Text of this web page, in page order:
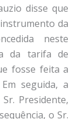
disse que
da
neste
da tarifa de
fosse feita a
seguida, a
Presidente,
o Sr.